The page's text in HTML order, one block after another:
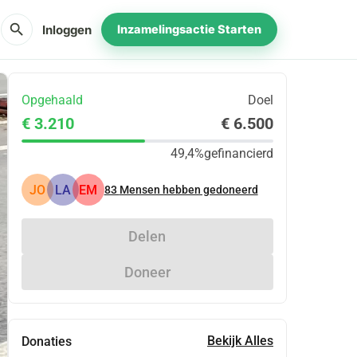
search Inloggen Inzamelingsactie Starten
Opgehaald Doel
€ 3.210 € 6.500
49,4%gefinancierd
JO LA EM 83 Mensen hebben gedoneerd
Delen
Doneer
Donaties Bekijk Alles